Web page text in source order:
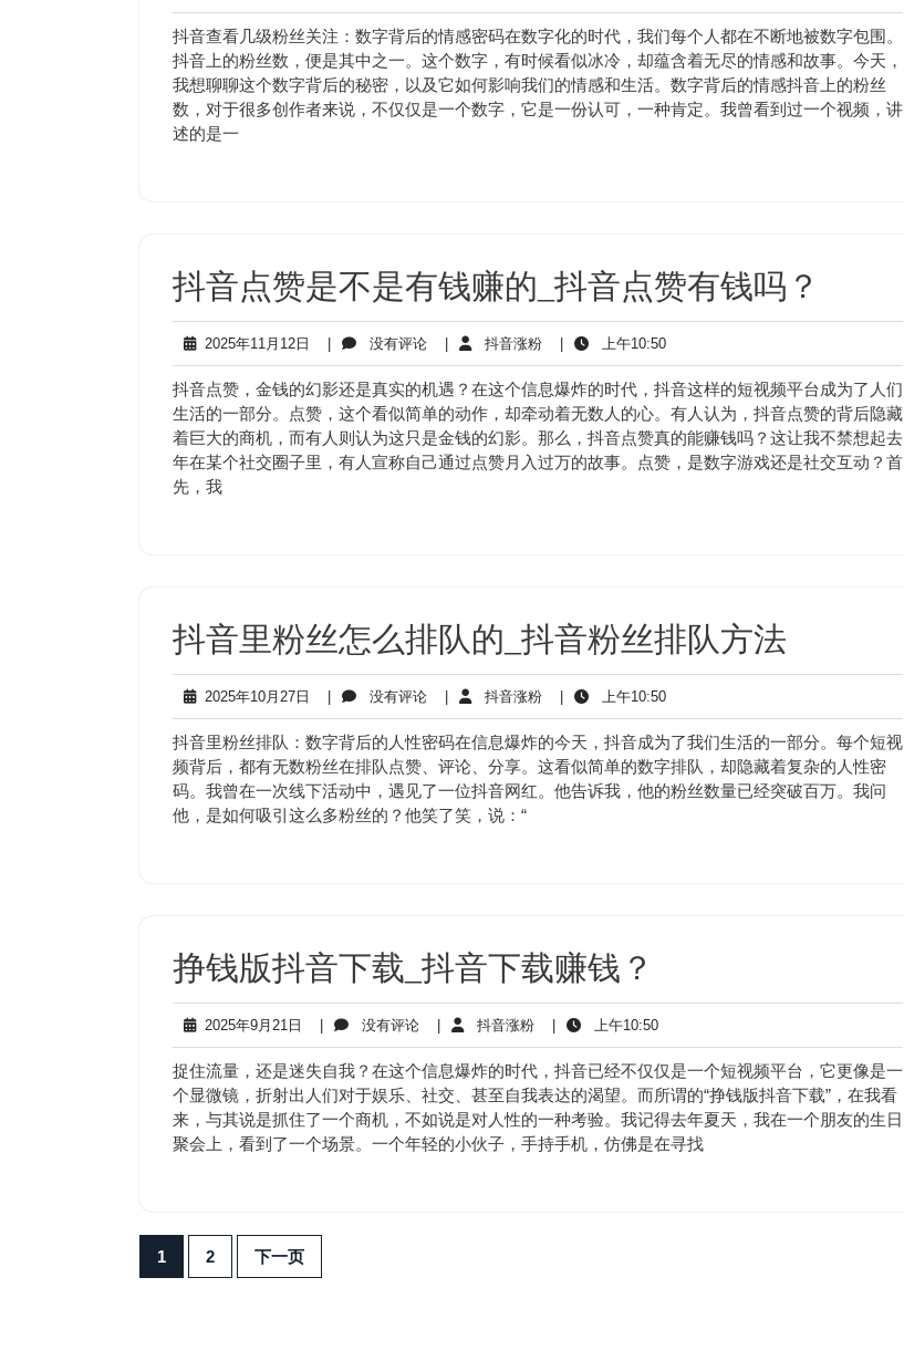
年
1
月
13
日
有
评
论
音
涨
粉
午
10:50
抖音查看几级粉丝关注：数字背后的情感密码在数字化的时代，我们每个人都在不断地被数字包围。
抖音上的粉丝数，便是其中之一。这个数字，有时候看似冰冷，却蕴含着无尽的情感和故事。今天，
我想聊聊这个数字背后的秘密，以及它如何影响我们的情感和生活。数字背后的情感抖音上的粉丝
数，对于很多创作者来说，不仅仅是一个数字，它是一份认可，一种肯定。我曾看到过一个视频，讲
述的是一
抖音点赞是不是有钱赚的_抖音点赞有钱吗？
2025年11月12日
2025
年
11
月
12
日
没有评论没
有
评
论
抖音涨粉抖
音
涨
粉
上午10:50上
午
10:50
抖音点赞，金钱的幻影还是真实的机遇？在这个信息爆炸的时代，抖音这样的短视频平台成为了人们
生活的一部分。点赞，这个看似简单的动作，却牵动着无数人的心。有人认为，抖音点赞的背后隐藏
着巨大的商机，而有人则认为这只是金钱的幻影。那么，抖音点赞真的能赚钱吗？这让我不禁想起去
年在某个社交圈子里，有人宣称自己通过点赞月入过万的故事。点赞，是数字游戏还是社交互动？首
先，我
抖音里粉丝怎么排队的_抖音粉丝排队方法
2025年10月27日
2025
年
10
月
27
日
没有评论没
有
评
论
抖音涨粉抖
音
涨
粉
上午10:50上
午
10:50
抖音里粉丝排队：数字背后的人性密码在信息爆炸的今天，抖音成为了我们生活的一部分。每个短视
频背后，都有无数粉丝在排队点赞、评论、分享。这看似简单的数字排队，却隐藏着复杂的人性密
码。我曾在一次线下活动中，遇见了一位抖音网红。他告诉我，他的粉丝数量已经突破百万。我问
他，是如何吸引这么多粉丝的？他笑了笑，说：“
挣钱版抖音下载_抖音下载赚钱？
2025年9月21日
2025
年
9
月
21
日
没有评论没
有
评
论
抖音涨粉抖
音
涨
粉
上午10:50上
午
10:50
捉住流量，还是迷失自我？在这个信息爆炸的时代，抖音已经不仅仅是一个短视频平台，它更像是一
个显微镜，折射出人们对于娱乐、社交、甚至自我表达的渴望。而所谓的“挣钱版抖音下载”，在我看
来，与其说是抓住了一个商机，不如说是对人性的一种考验。我记得去年夏天，我在一个朋友的生日
聚会上，看到了一个场景。一个年轻的小伙子，手持手机，仿佛是在寻找
文
1 2 下一页